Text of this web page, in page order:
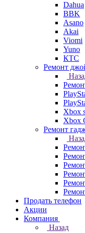
Dahua
BBK
Asano
Akai
Viomi
Yuno
КТС
Ремонт
Xbox
Xbox
Ремонт
Продать телефон
Акции
Компания
Назад